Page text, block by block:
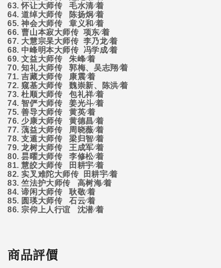
63.怀让大师传
毛水清∕着
64.道绰大师传
陈扬炯∕着
65.神会大师传
章义和∕着
66.曹山本寂大师传 项东∕着
67. 大慧宗杲大师传 李乃龙∕着
68. 中峰明本大师传
冯学成∕着
69.文益大师传
朱峰∕着
70.知礼大师传
郭梅、吴志翔∕着
71.吉藏大师传
康震∕着
72.窥基大师传
魏崇新、陈洪∕着
73.杜顺大师传
包礼祥∕着
74.智俨大师传
姜光斗∕着
75.善导大师传
黄英∕着
76. 少康大师传
黄德昌∕着
77.蕅益大师传
周晓薇∕着
78.支遁大师传
梁归智∕着
79.龙树大师传
王成军∕着
80.昙曜大师传
李修松∕着
81.慧皎大师传
田耕宇∕着
82. 实叉难陀大师传
田耕宇∕着
83.竺法护大师传
高树海∕着
84.谛闲大师传
耿敬∕着
85. 圆瑛大师传
石云∕着
86. 宗仰上人行谊 沈潜∕着
商品評價